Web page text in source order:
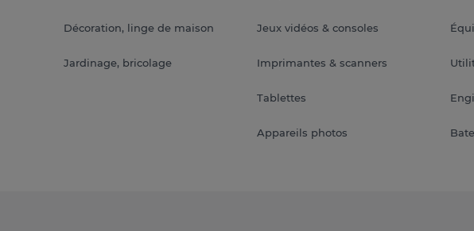
Décoration, linge de maison
Jardinage, bricolage
Jeux vidéos & consoles
Imprimantes & scanners
Tablettes
Appareils photos